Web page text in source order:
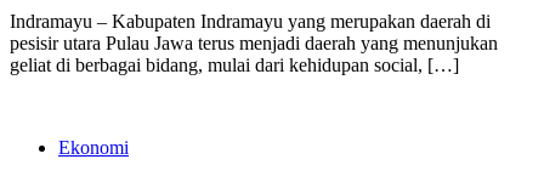
Indramayu – Kabupaten Indramayu yang merupakan daerah di
pesisir utara Pulau Jawa terus menjadi daerah yang menunjukan
geliat di berbagai bidang, mulai dari kehidupan social, […]
Ekonomi